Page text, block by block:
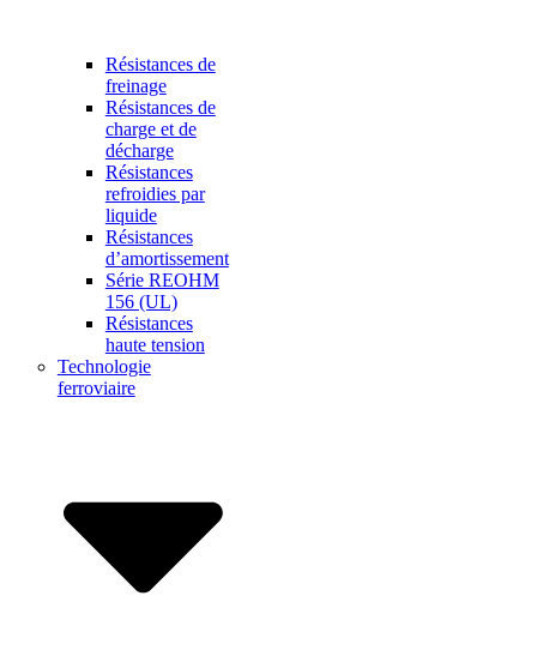
Résistances de
freinage
Résistances de
charge et de
décharge
Résistances
refroidies par
liquide
Résistances
d’amortissement
Série REOHM
156 (UL)
Résistances
haute tension
Technologie
ferroviaire